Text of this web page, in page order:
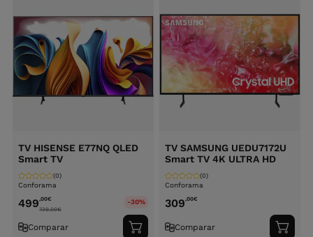
TV HISENSE E77NQ QLED
Smart TV
Conforama
(0)
499,00€
739.00€
-30%
Comparar
Adicionar
TV SAMSUNG UEDU7172U
Smart TV 4K ULTRA HD
Conforama
(0)
309,00€
Comparar